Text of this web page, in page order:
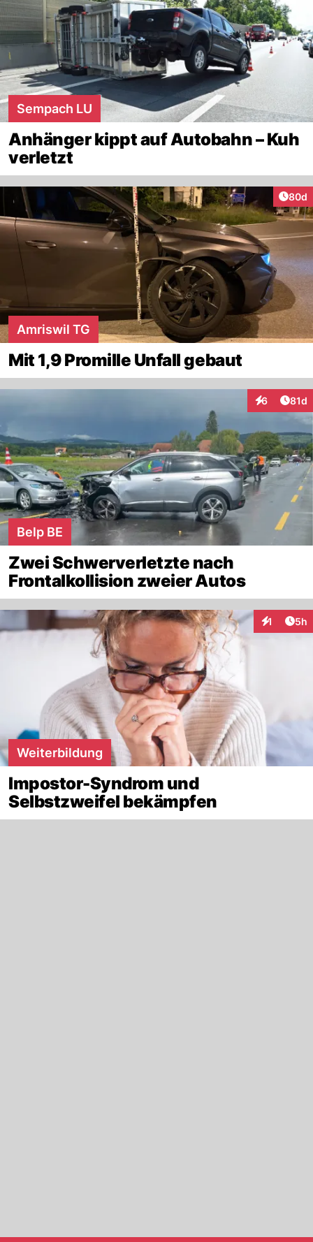
Sempach LU
Anhänger kippt auf Autobahn – Kuh
verletzt
80d
Amriswil TG
Mit 1,9 Promille Unfall gebaut
6
Interaktionen
81d
Belp BE
Zwei Schwerverletzte nach
Frontalkollision zweier Autos
1 5h
Weiterbildung
Impostor-Syndrom und
Selbstzweifel bekämpfen